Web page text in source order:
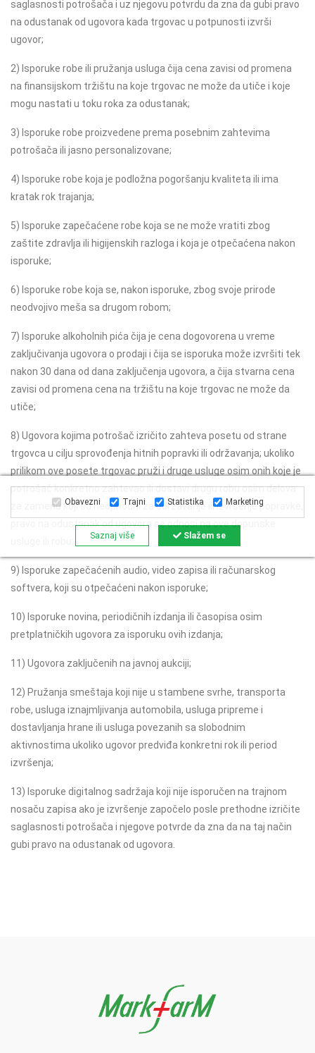
saglasnosti potrošača i uz njegovu potvrdu da zna da gubi pravo
na odustanak od ugovora kada trgovac u potpunosti izvrši
ugovor;
2) Isporuke robe ili pružanja usluga čija cena zavisi od promena
na finansijskom tržištu na koje trgovac ne može da utiče i koje
mogu nastati u toku roka za odustanak;
3) Isporuke robe proizvedene prema posebnim zahtevima
potrošača ili jasno personalizovane;
4) Isporuke robe koja je podložna pogoršanju kvaliteta ili ima
kratak rok trajanja;
5) Isporuke zapečaćene robe koja se ne može vratiti zbog
zaštite zdravlja ili higijenskih razloga i koja je otpečaćena nakon
isporuke;
6) Isporuke robe koja se, nakon isporuke, zbog svoje prirode
neodvojivo meša sa drugom robom;
7) Isporuke alkoholnih pića čija je cena dogovorena u vreme
zaključivanja ugovora o prodaji i čija se isporuka može izvršiti tek
nakon 30 dana od dana zaključenja ugovora, a čija stvarna cena
zavisi od promena cena na tržištu na koje trgovac ne može da
utiče;
8) Ugovora kojima potrošač izričito zahteva posetu od strane
trgovca u cilju sprovođenja hitnih popravki ili održavanja; ukoliko
prilikom ove posete trgovac pruži i druge usluge osim onih koje je
potrošač konkretno zahtevao ili dostavi drugu robu osim delova
za zamenu koji su neophodni za održavanje ili izvršenje popravke,
pravo na odustanak od ugovora se odnosi na ove dopunske
9) Isporuke zapečaćenih audio, video zapisa ili računarskog
softvera, koji su otpečaćeni nakon isporuke;
10) Isporuke novina, periodičnih izdanja ili časopisa osim
pretplatničkih ugovora za isporuku ovih izdanja;
11) Ugovora zaključenih na javnoj aukciji;
12) Pružanja smeštaja koji nije u stambene svrhe, transporta
robe, usluga iznajmljivanja automobila, usluga pripreme i
dostavljanja hrane ili usluga povezanih sa slobodnim
aktivnostima ukoliko ugovor predviđa konkretni rok ili period
izvršenja;
13) Isporuke digitalnog sadržaja koji nije isporučen na trajnom
nosaču zapisa ako je izvršenje započelo posle prethodne izričite
saglasnosti potrošača i njegove potvrde da zna da na taj način
gubi pravo na odustanak od ugovora.
Obavezni Trajni Statistika Marketing
Saznaj više Slažem se